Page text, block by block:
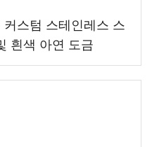
스텀 스테인레스 스
흰색 아연 도금